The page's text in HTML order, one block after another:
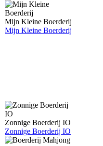
Mijn Kleine Boerderij
Mijn Kleine Boerderij
Zonnige Boerderij IO
Zonnige Boerderij IO